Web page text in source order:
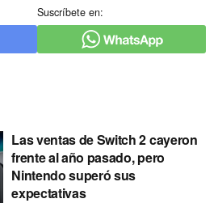
Suscríbete en:
Las ventas de Switch 2 cayeron
frente al año pasado, pero
Nintendo superó sus
expectativas